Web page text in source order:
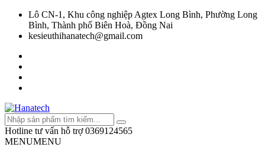
Lô CN-1, Khu công nghiệp Agtex Long Bình, Phường Long
Bình, Thành phố Biên Hoà, Đồng Nai
kesieuthihanatech@gmail.com
Hotline tư vấn hỗ trợ 0369124565
MENUMENU